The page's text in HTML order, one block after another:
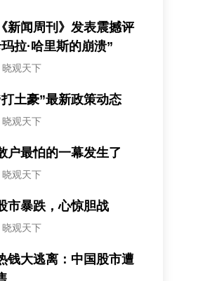
新闻周刊》发表震撼评
拉·哈里斯的崩溃”
晓观天下
土豪”最新政策动态
晓观天下
户最怕的一幕发生了
晓观天下
市暴跌，心惊胆战
晓观天下
钱大逃离：中国股市遭